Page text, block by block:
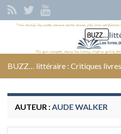
Search for:
BUZZ… littéraire : Critiques
AUTEUR : AUDE WALKER